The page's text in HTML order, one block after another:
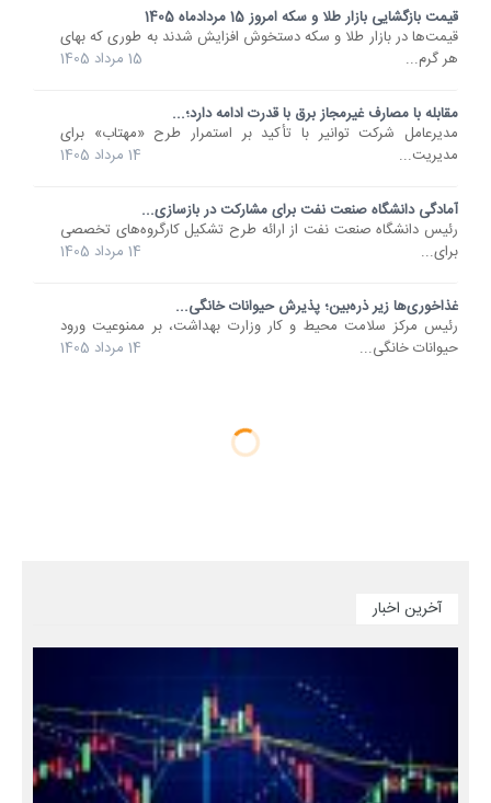
قیمت بازگشایی بازار طلا و سکه امروز 15 مردادماه 1405
قیمت‌ها در بازار طلا و سکه دستخوش افزایش شدند به طوری که بهای
هر گرم...
15 مرداد 1405
مقابله با مصارف غیرمجاز برق با قدرت ادامه دارد؛...
مدیرعامل شرکت توانیر با تأکید بر استمرار طرح «مهتاب» برای
مدیریت...
14 مرداد 1405
آمادگی دانشگاه صنعت نفت برای مشارکت در بازسازی...
رئیس دانشگاه صنعت نفت از ارائه طرح تشکیل کارگروه‌های تخصصی
برای...
14 مرداد 1405
غذاخوری‌ها زیر ذره‌بین؛ پذیرش حیوانات خانگی...
رئیس مرکز سلامت محیط و کار وزارت بهداشت، بر ممنوعیت ورود
حیوانات خانگی...
14 مرداد 1405
آخرین اخبار